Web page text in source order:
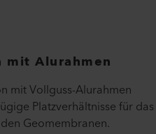
Alurahmen
mit Vollguss-Alurahmen
Platzverhältnisse für das
Geomembranen.